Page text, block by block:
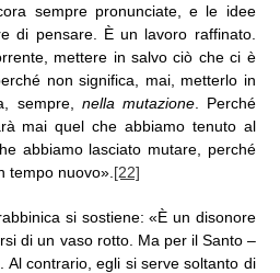
sempre pronunciate, e le idee
di pensare. È un lavoro raffinato.
mettere in salvo ciò che ci è
non significa, mai, metterlo in
sempre, nella mutazione. Perché
mai quel che abbiamo tenuto al
abbiamo lasciato mutare, perché
tempo nuovo». [22]
si sostiene: «È un disonore
di un vaso rotto. Ma per il Santo –
Al contrario, egli si serve soltanto di